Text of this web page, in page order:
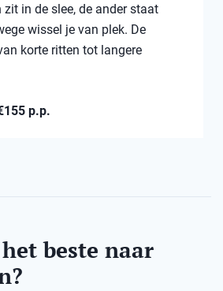
zit in de slee, de ander staat
wissel je van plek. De
korte ritten tot langere
p.p.
beste naar